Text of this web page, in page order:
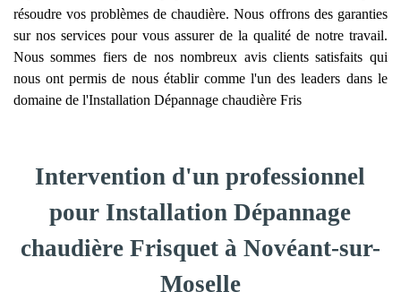
résoudre vos problèmes de chaudière. Nous offrons des garanties
sur nos services pour vous assurer de la qualité de notre travail.
Nous sommes fiers de nos nombreux avis clients satisfaits qui
nous ont permis de nous établir comme l'un des leaders dans le
domaine de l'Installation Dépannage chaudière Fris
Intervention d'un professionnel
pour Installation Dépannage
chaudière Frisquet à Novéant-sur-
Moselle